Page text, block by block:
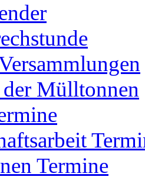
Mülltonnen
Termine